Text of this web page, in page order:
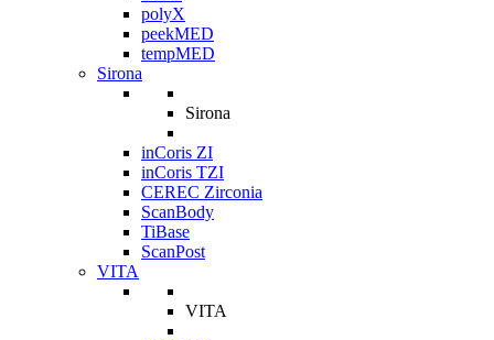
polyX
peekMED
tempMED
Sirona
Sirona
inCoris ZI
inCoris TZI
CEREC Zirconia
ScanBody
TiBase
ScanPost
VITA
VITA